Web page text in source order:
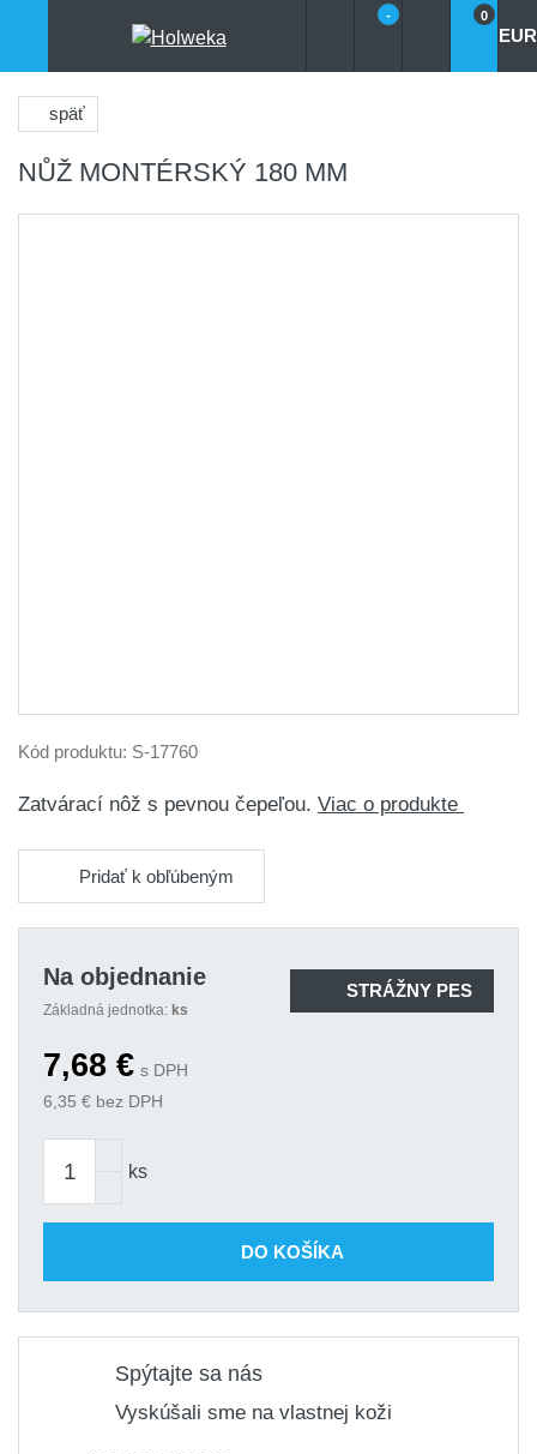
- 0
EUR
späť
NŮŽ MONTÉRSKÝ 180 MM
Kód produktu: S-17760
Zatvárací nôž s pevnou čepeľou. Viac o produkte
Pridať k obľúbeným
Na objednanie
Základná jednotka: ks
STRÁŽNY PES
7,68 € s DPH
6,35 € bez DPH
ks
DO KOŠÍKA
Spýtajte sa nás
Vyskúšali sme na vlastnej koži